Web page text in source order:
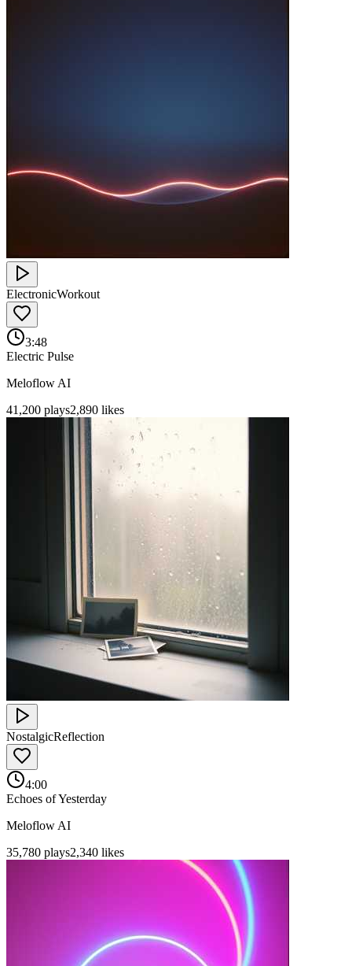
ElectronicWorkout
3:48
Electric Pulse
Meloflow AI
41,200 plays2,890 likes
NostalgicReflection
4:00
Echoes of Yesterday
Meloflow AI
35,780 plays2,340 likes